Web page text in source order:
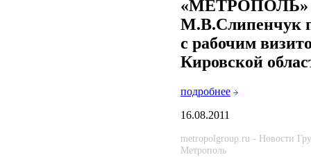
«МЕТРОПОЛЬ»
М.В.Слипенчук
с рабочим
Кировской
подробнее
16.08.2011
metropolgroup.ru - Новости
Метрополь